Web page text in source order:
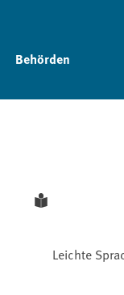
Behörden
Leichte